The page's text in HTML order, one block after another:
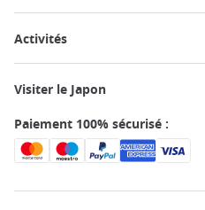
Activités
Visiter le Japon
Paiement 100% sécurisé :